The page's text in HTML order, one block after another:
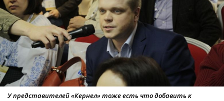
У представителей «Кернел» тоже есть что добавить к